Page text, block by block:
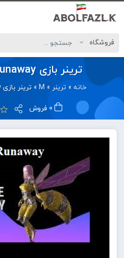
ترینر بازی Machine Runaway
خانه »ترینر »
M
»ترینر بازی Machine Runaway